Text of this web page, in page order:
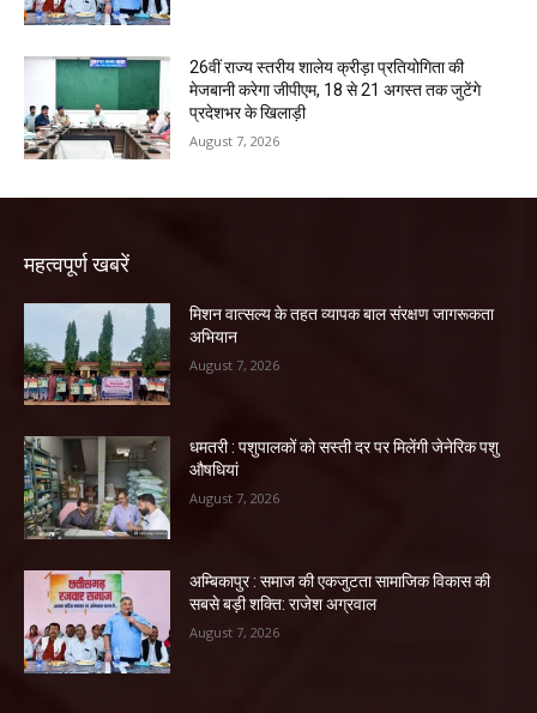
26वीं राज्य स्तरीय शालेय क्रीड़ा प्रतियोगिता की
मेजबानी करेगा जीपीएम, 18 से 21 अगस्त तक जुटेंगे
प्रदेशभर के खिलाड़ी
August 7, 2026
महत्वपूर्ण खबरें
मिशन वात्सल्य के तहत व्यापक बाल संरक्षण जागरूकता
अभियान
August 7, 2026
धमतरी : पशुपालकों को सस्ती दर पर मिलेंगी जेनेरिक पशु
औषधियां
August 7, 2026
अम्बिकापुर : समाज की एकजुटता सामाजिक विकास की
सबसे बड़ी शक्ति: राजेश अग्रवाल
August 7, 2026